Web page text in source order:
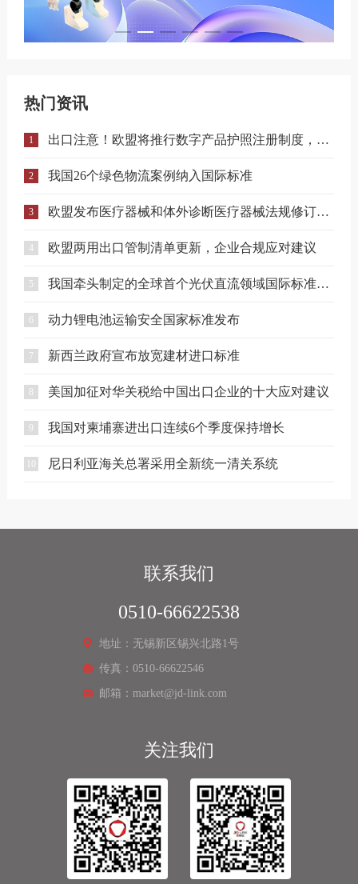
热门资讯
1 出口注意！欧盟将推行数字产品护照注册制度，合规门槛进一步提升！
2 我国26个绿色物流案例纳入国际标准
3 欧盟发布医疗器械和体外诊断医疗器械法规修订提案
4 欧盟两用出口管制清单更新，企业合规应对建议
5 我国牵头制定的全球首个光伏直流领域国际标准正式发布
6 动力锂电池运输安全国家标准发布
7 新西兰政府宣布放宽建材进口标准
8 美国加征对华关税给中国出口企业的十大应对建议
9 我国对柬埔寨进出口连续6个季度保持增长
10 尼日利亚海关总署采用全新统一清关系统
联系我们
0510-66622538
地址：无锡新区锡兴北路1号
传真：0510-66622546
邮箱：market@jd-link.com
关注我们